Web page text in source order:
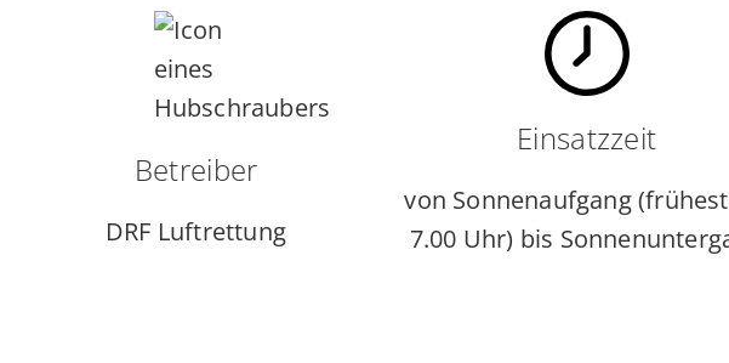
Betreiber
DRF Luftrettung
Einsatzzeit
von Sonnenaufgang
7.00 Uhr) bis